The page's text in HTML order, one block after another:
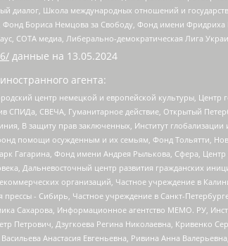
диалог, Школа международных отношений и
Бориса Немцова за Свободу, Фонд имени
СОТА медиа, Либерально-демократическая Лига
данные на 13.05.2024
агента:
центр немецкой и европейской культуры,
СВЕЧА, Гуманитарное действие, Открытый
В защиту прав заключенных, Институт
помощи осужденным и их семьям, Фонд Тольятти,
Гагарина, Фонд имени Андрея Рылькова, Сфера,
Дальневосточный центр развития гражданских
организаций, Частное учреждение в
- Сибирь, Частное учреждение в Санкт-
Сахарова, Информационное агентство МЕМО. РУ,
Петрович, Дзугкоева Регина Николаевна,
Анастасия Евгеньевна, Ривина Анна